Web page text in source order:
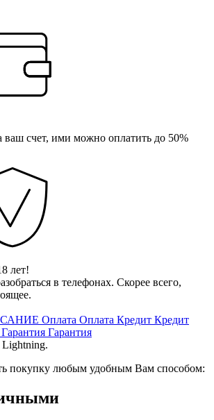
ваш счет, ими можно оплатить до 50%
лет!
в телефонах. Скорее всего,
Оплата Оплата Кредит Кредит
Гарантия Гарантия
Lightning.
покупку любым удобным Вам способом: